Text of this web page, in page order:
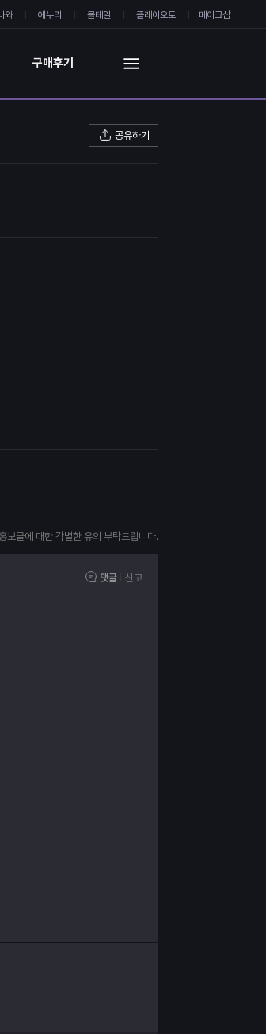
와 에누리 몰테일 플레이오토 메이크샵
구매후기
공유하기
보글에 대한 각별한 유의 부탁드립니다.
댓글 신고